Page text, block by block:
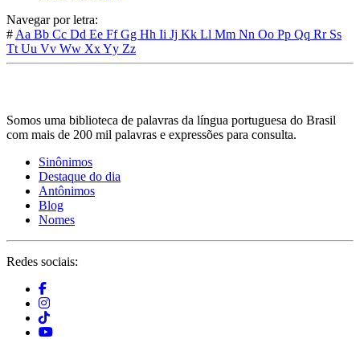
Navegar por letra:
# Aa Bb Cc Dd Ee FfGg Hh Ii Jj Kk Ll Mm Nn Oo Pp Qq Rr Ss
Tt Uu Vv Ww XxYy Zz
Somos uma biblioteca de palavras da língua portuguesa do Brasil
com mais de 200 mil palavras e expressões para consulta.
Sinônimos
Destaque do dia
Antônimos
Blog
Nomes
Redes sociais: